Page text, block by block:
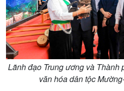
Chính trị
Lãnh đạo Trung ương và Thành
văn hóa dân tộc